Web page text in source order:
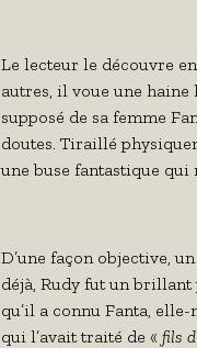
Le lecteur le découvre
autres, il voue une haine
supposé de sa femme
doutes. Tiraillé
une buse fantastique qui
D’une façon objective,
déjà, Rudy fut un brillant
qu’il a connu Fanta,
qui l’avait traité de « fils